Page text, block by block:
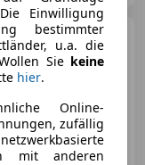
i xDrive
Einwilligung
bestimmter
u.a. die
Sie keine
hier.
Online-
zufällig
mit anderen